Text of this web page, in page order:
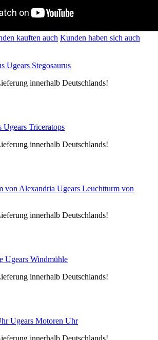
kauften auch Kunden haben sich auch
Ugears Stegosaurus
innerhalb Deutschlands!
Ugears Triceratops
innerhalb Deutschlands!
Ugears Leuchtturm von
innerhalb Deutschlands!
Ugears Windmühle
innerhalb Deutschlands!
Ugears Motoren Uhr